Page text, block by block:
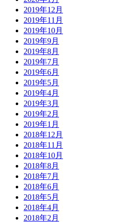
2019年12月
2019年11月
2019年10月
2019年9月
2019年8月
2019年7月
2019年6月
2019年5月
2019年4月
2019年3月
2019年2月
2019年1月
2018年12月
2018年11月
2018年10月
2018年8月
2018年7月
2018年6月
2018年5月
2018年4月
2018年2月